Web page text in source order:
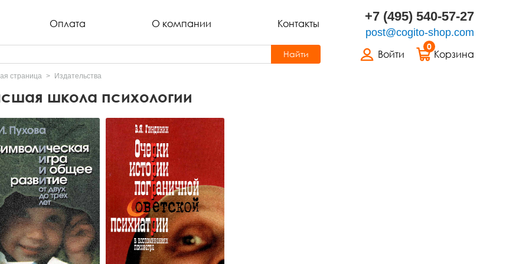
Оплата О компании Контакты +7 (495) 540-57-27
post@cogito-shop.com
Войти
0
Корзина
Найти
страница Издательства
школа психологии